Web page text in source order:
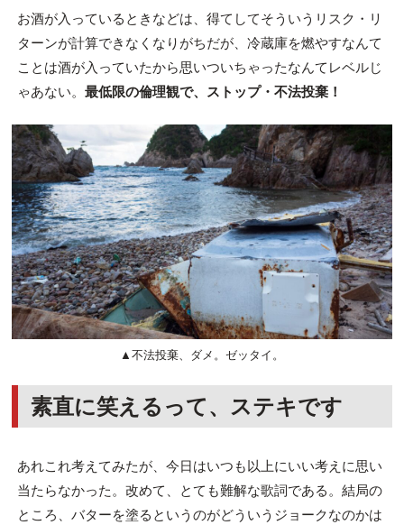
お酒が入っているときなどは、得てしてそういうリスク・リ
ターンが計算できなくなりがちだが、冷蔵庫を燃やすなんて
ことは酒が入っていたから思いついちゃったなんてレベルじ
ゃあない。 最低限の倫理観で、ストップ・不法投棄！
▲不法投棄、ダメ。ゼッタイ。
素直に笑えるって、ステキです
あれこれ考えてみたが、今日はいつも以上にいい考えに思い
当たらなかった。改めて、とても難解な歌詞である。結局の
ところ、バターを塗るというのがどういうジョークなのかは